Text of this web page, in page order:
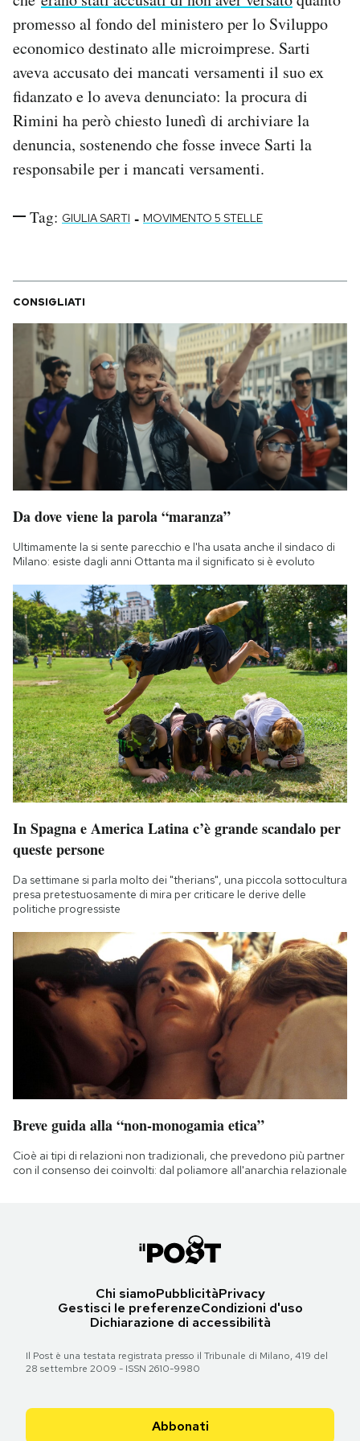
Notifiche mobile
Regala il Post
Hai bisogno di aiuto?
Esci
promesso al fondo del ministero per lo Sviluppo
economico destinato alle microimprese. Sarti
aveva accusato dei mancati versamenti il suo ex
fidanzato e lo aveva denunciato: la procura di
Rimini ha però chiesto lunedì di archiviare la
denuncia, sostenendo che fosse invece Sarti la
responsabile per i mancati versamenti.
Tag: GIULIA SARTI - MOVIMENTO 5 STELLE
CONSIGLIATI
Da dove viene la parola “maranza”
Ultimamente la si sente parecchio e l'ha usata anche il sindaco di
Milano: esiste dagli anni Ottanta ma il significato si è evoluto
In Spagna e America Latina c’è grande scandalo per
queste persone
Da settimane si parla molto dei "therians", una piccola sottocultura
presa pretestuosamente di mira per criticare le derive delle
politiche progressiste
Breve guida alla “non-monogamia etica”
Cioè ai tipi di relazioni non tradizionali, che prevedono più partner
con il consenso dei coinvolti: dal poliamore all'anarchia relazionale
Chi siamoPubblicitàPrivacy
Gestisci le preferenzeCondizioni d'uso
Dichiarazione di accessibilità
Il Post è una testata registrata presso il Tribunale di Milano, 419 del
28 settembre 2009 - ISSN 2610-9980
Abbonati